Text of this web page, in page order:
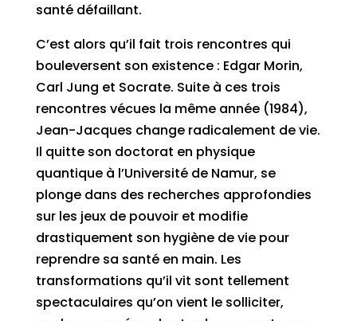
santé défaillant.
C’est alors qu’il fait trois rencontres qui
bouleversent son existence : Edgar Morin,
Carl Jung et Socrate. Suite à ces trois
rencontres vécues la même année (1984),
Jean-Jacques change radicalement de vie.
Il quitte son doctorat en physique
quantique à l’Université de Namur, se
plonge dans des recherches approfondies
sur les jeux de pouvoir et modifie
drastiquement son hygiène de vie pour
reprendre sa santé en main. Les
transformations qu’il vit sont tellement
spectaculaires qu’on vient le solliciter,